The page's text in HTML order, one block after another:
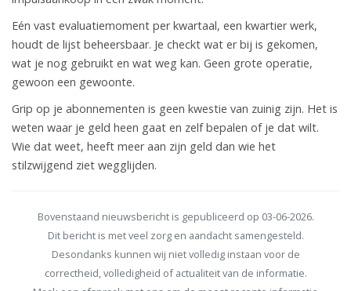
Eén vast evaluatiemoment per kwartaal, een kwartier werk,
houdt de lijst beheersbaar. Je checkt wat er bij is gekomen,
wat je nog gebruikt en wat weg kan. Geen grote operatie,
gewoon een gewoonte.
Grip op je abonnementen is geen kwestie van zuinig zijn. Het is
weten waar je geld heen gaat en zelf bepalen of je dat wilt.
Wie dat weet, heeft meer aan zijn geld dan wie het
stilzwijgend ziet wegglijden.
Bovenstaand nieuwsbericht is gepubliceerd op 03-06-2026.
Dit bericht is met veel zorg en aandacht samengesteld.
Desondanks kunnen wij niet volledig instaan voor de
correctheid, volledigheid of actualiteit van de informatie.